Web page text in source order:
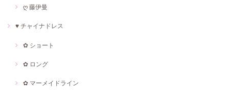
ღ 藤伊曼
♥ チャイナドレス
✿ ショート
✿ ロング
✿ マーメイドライン